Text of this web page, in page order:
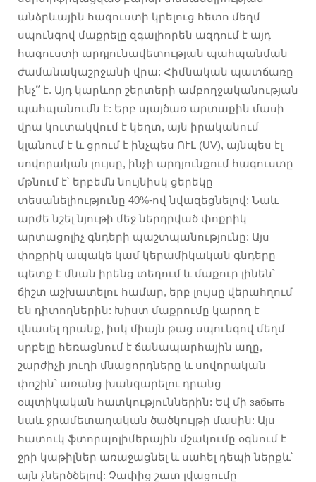
անձրևային հագուստի կրելուց հետո մեղմ
սպունգով մաքրելը զգալիորեն ազդում է այդ
հագուստի արդյունավետության պահպանման
ժամանակաշրջանի վրա: Հիմնական պատճառը
ինչ՞ է. Այդ կարևոր շերտերի ամբողջականության
պահպանումն է: Երբ պայծառ արտաքին մասի
վրա կուտակվում է կեղտ, այն իրականում
կլանում է և ցրում է ինչպես ՈՒԼ (UV), այնպես էլ
սովորական լույսը, ինչի արդյունքում հագուստը
մթնում է՝ երբեմն նույնիսկ ցերեկը
տեսանելիությունը 40%-ով նվազեցնելով: Նաև
արժե նշել նյութի մեջ ներդրված փոքրիկ
արտացոլիչ գնդերի պաշտպանությունը: Այս
փոքրիկ ապակե կամ կերամիկական գնդերը
պետք է մնան իրենց տեղում և մաքուր լինեն՝
ճիշտ աշխատելու համար, երբ լույսը վերահղում
են դիտողներին: Խիստ մաքրումը կարող է
վնասել դրանք, իսկ միայն թաց սպունգով մեղմ
սրբելը հեռացնում է ճանապարհային աղը,
շարժիչի յուղի մնացորդները և սովորական
փոշին՝ առանց խանգարելու դրանց
օպտիկական հատկություններին: Եվ մի забыть
նաև ջրամետաղական ծածկույթի մասին: Այս
հատուկ ֆտորպոլիմերային մշակումը օգնում է
ջրի կաթիլներ առաջացնել և սահել դեպի ներքև՝
այն չներծծելով: Չափից շատ լվացումը